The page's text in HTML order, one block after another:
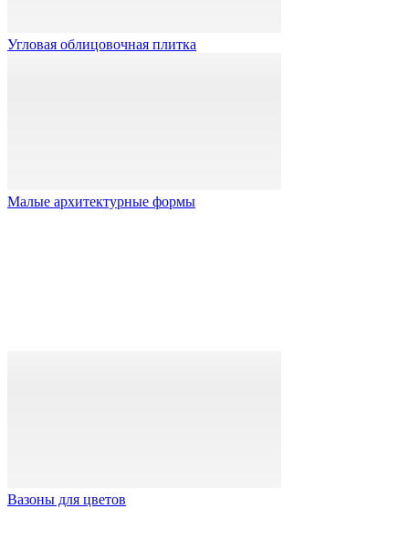
Угловая облицовочная плитка
Малые архитектурные формы
Вазоны для цветов